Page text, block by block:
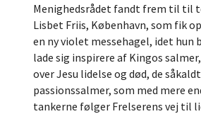
Menighedsrådet fandt frem til til
Lisbet Friis, København, som fik
en ny violet messehagel, idet hun
lade sig inspirere af Kingos
over Jesu lidelse og død, de
passionssalmer, som med mere
tankerne følger Frelserens vej til